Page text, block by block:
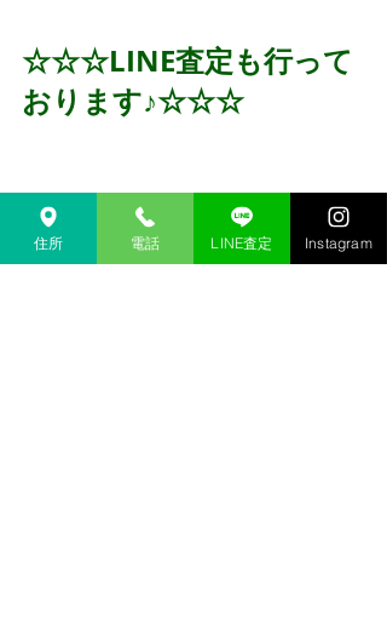
☆☆☆LINE査定も行って
おります♪☆☆☆
住所 電話 LINE査定 Instagram